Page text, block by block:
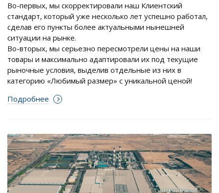
Во-первых, мы скорректировали наш Клиентский
стандарт, который уже несколько лет успешно работал,
сделав его пункты более актуальными нынешней
ситуации на рынке.
Во-вторых, мы серьезно пересмотрели цены на наши
товары и максимально адаптировали их под текущие
рыночные условия, выделив отдельные из них в
категорию «Любимый размер» с уникальной ценой!
Подробнее